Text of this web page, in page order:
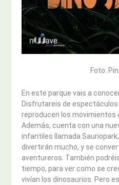
Foto:
En este parque vais a
Disfrutareis de
reproducen los movimientos
Además, cuenta con una
infantiles llamada
divertirán mucho, y se
aventureros. También
tiempo, para ver como se
vivían los dinosaurios. Pero